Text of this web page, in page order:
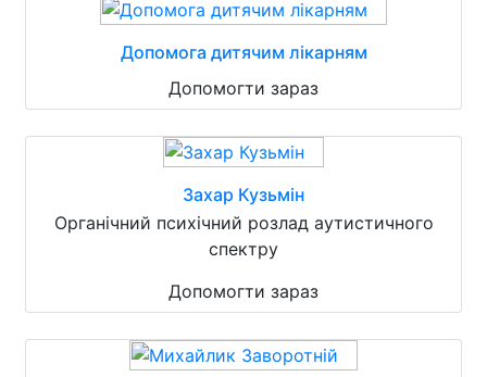
Допомога дитячим лікарням
Допомогти зараз
Захар Кузьмін
Органічний психічний розлад аутистичного
спектру
Допомогти зараз